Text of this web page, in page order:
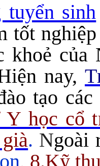
tuyển sinh
tốt
khoẻ của
nay, T
tạo
học cổ
. Ngoài
, 8.Kỹ